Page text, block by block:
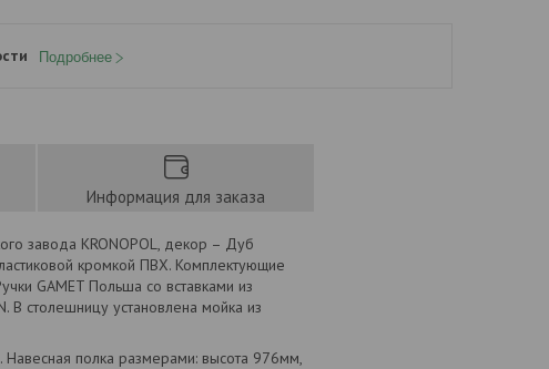
Подробнее
Информация для заказа
завода KRONOPOL, декор – Дуб
кромкой ПВХ. Комплектующие
GAMET Польша со вставками из
В столешницу установлена мойка из
полка размерами: высота 976мм,